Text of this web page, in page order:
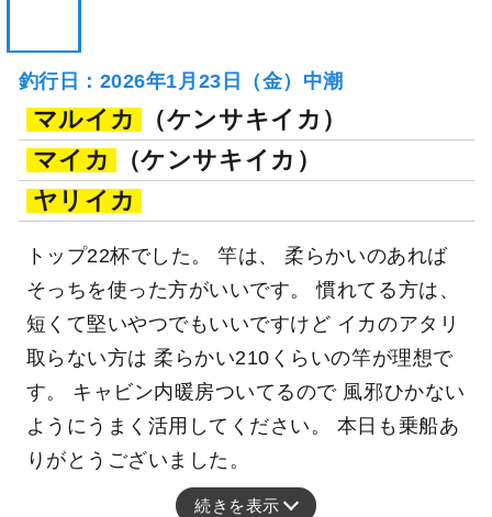
釣行日：2026年1月23日（金）中潮
マルイカ
（ケンサキイカ）
マイカ
（ケンサキイカ）
ヤリイカ
トップ22杯でした。 竿は、 柔らかいのあれば
そっちを使った方がいいです。 慣れてる方は、
短くて堅いやつでもいいですけど イカのアタリ
取らない方は 柔らかい210くらいの竿が理想で
す。 キャビン内暖房ついてるので 風邪ひかない
ようにうまく活用してください。 本日も乗船あ
りがとうございました。
続きを表示